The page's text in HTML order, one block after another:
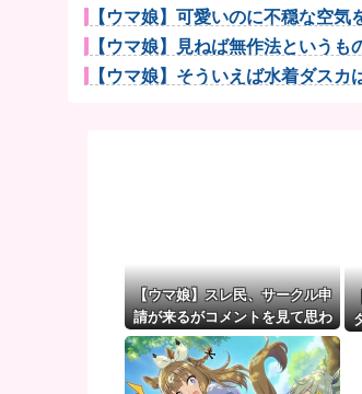
【ウマ娘】可愛いのに不穏な空
【ウマ娘】見ねば無作法という
【ウマ娘】そういえば水着ダス
広島県知事ら「核抑止論、根本
細井くんの彼女、寝取らせOKだ
旦那の同僚女が旦那の元カノ。
【ウマ娘】（審議）無凸ブーケと
【ウマ娘】覚醒Lv6、7の解放が
【ウマ娘】スレ民、サークル申
請が来るがコメントを見て思わ
ず拒否してしまう